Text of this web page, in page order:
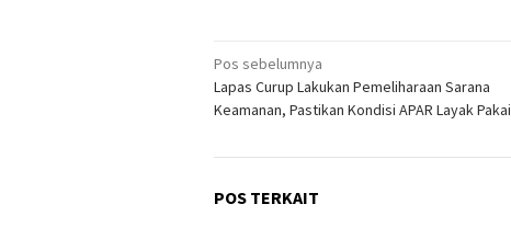
Navigasi
pos
Pos sebelumnya
Lapas Curup Lakukan Pemeliharaan Sarana
Keamanan, Pastikan Kondisi APAR Layak Pakai
POS TERKAIT